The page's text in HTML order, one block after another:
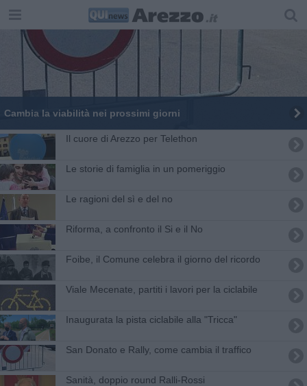
Cambia la viabilità nei prossimi giorni
Il cuore di Arezzo per Telethon
Le storie di famiglia in un pomeriggio
Le ragioni del sì e del no
Riforma, a confronto il Si e il No
Foibe, il Comune celebra il giorno del ricordo
Viale Mecenate, partiti i lavori per la ciclabile
Inaugurata la pista ciclabile alla "Tricca"
San Donato e Rally, come cambia il traffico
​Sanità, doppio round Ralli-Rossi